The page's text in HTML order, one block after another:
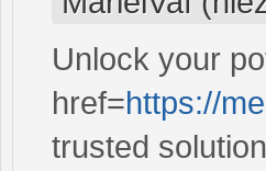
Unlock your
href=https://
trusted